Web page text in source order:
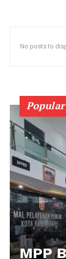
No posts to
Popular
MPP